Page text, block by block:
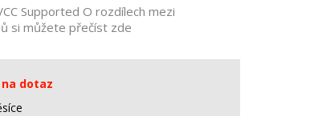
Supported O rozdílech mezi
si můžete přečíst zde
na dotaz